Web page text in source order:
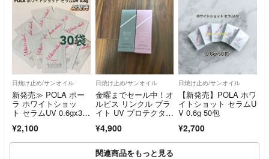
日焼け止め/サンオイル
新発売≫ POLA ポー
ラ ホワイトショッ
ト セラムUV 0.6gx30
¥2,100
日焼け止め/サンオイル
金曜までセール中！オ
ルビス リンクル ブラ
イト UV プロテクタ
しっとり/無香料 50g
¥4,900
日焼け止め/サンオイル
【新発売】POLA ホワ
イトショット セラムU
V 0.6g 50包
¥2,700
関連商品をもっと見る